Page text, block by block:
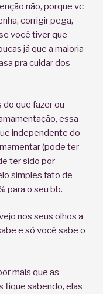
não, porque vc
corrigir pega,
você tiver que
já que a maioria
pra cuidar dos
que fazer ou
essa
independente do
(pode ter
ter sido por
simples fato de
para o seu bb.
nos seus olhos a
e só você sabe o
mais que as
fique sabendo, elas